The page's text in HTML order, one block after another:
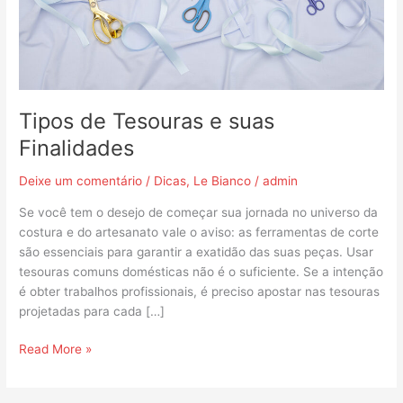
Tipos de Tesouras e suas
Finalidades
Deixe um comentário / Dicas, Le Bianco /admin
Se você tem o desejo de começar sua jornada no universo da
costura e do artesanato vale o aviso: as ferramentas de corte
são essenciais para garantir a exatidão das suas peças. Usar
tesouras comuns domésticas não é o suficiente. Se a intenção
é obter trabalhos profissionais, é preciso apostar nas tesouras
projetadas para cada […]
Read More »